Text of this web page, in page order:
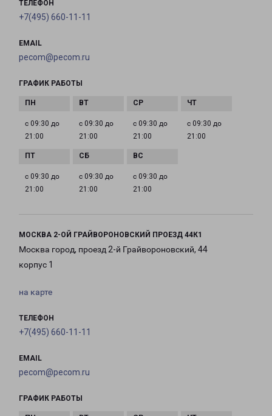
ТЕЛЕФОН
+7(495) 660-11-11
EMAIL
pecom@pecom.ru
ГРАФИК РАБОТЫ
с 09:30 до
21:00
с 09:30 до
21:00
с 09:30 до
21:00
с 09:30 до
21:00
с 09:30 до
21:00
с 09:30 до
21:00
с 09:30 до
21:00
МОСКВА 2-ОЙ ГРАЙВОРОНОВСКИЙ ПРОЕЗД 44К1
Москва город, проезд 2-й Грайвороновский, 44
корпус 1
на карте
ТЕЛЕФОН
+7(495) 660-11-11
EMAIL
pecom@pecom.ru
ГРАФИК РАБОТЫ